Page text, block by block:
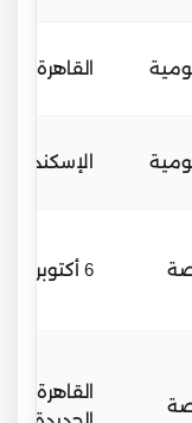
القاهرة
الإسكندرية
6 أكتوبر
القاهرة